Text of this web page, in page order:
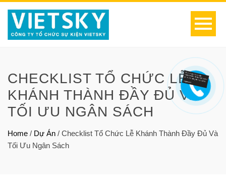
CHECKLIST TỔ CHỨC LỄ
KHÁNH THÀNH ĐẦY ĐỦ VÀ
TỐI ƯU NGÂN SÁCH
Home / Dự Án / Checklist Tổ Chức Lễ Khánh Thành Đầy Đủ Và
Tối Ưu Ngân Sách